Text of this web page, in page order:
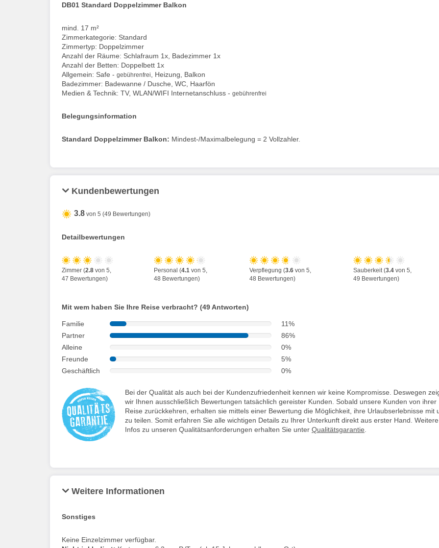
DB01 Standard Doppelzimmer Balkon
mind. 17 m²
Zimmerkategorie: Standard
Zimmertyp: Doppelzimmer
Anzahl der Räume: Schlafraum 1x, Badezimmer 1x
Anzahl der Betten: Doppelbett 1x
Allgemein: Safe - gebührenfrei
, Heizung, Balkon
Badezimmer: Badewanne / Dusche, WC, Haarfön
Medien & Technik: TV, WLAN/WIFI Internetanschluss - gebührenfrei
Belegungsinformation
Standard Doppelzimmer Balkon: Mindest-/Maximalbelegung = 2 Vollzahler.
Kundenbewertungen
3.8 von 5 (49 Bewertungen)
Detailbewertungen
Zimmer (2.8 von 5,
47 Bewertungen)
Personal (4.1 von 5,
48 Bewertungen)
Verpflegung (3.6 von 5,
48 Bewertungen)
Sauberkeit (3.4von 5,
49 Bewertungen)
Mit wem haben Sie Ihre Reise verbracht? (49 Antworten)
Familie
11%
Partner
86%
Alleine
0%
Freunde
5%
Geschäftlich
0%
Bei der Qualität als auch bei der Kundenzufriedenheit kennen wir keine Kompromisse. Deswegen
wir Ihnen ausschließlich Bewertungen tatsächlich gereister Kunden. Sobald unsere Kunden von ihrer
Reise zurückkehren, erhalten sie mittels einer Bewertung die Möglichkeit, ihre Urlaubserlebnisse mit
zu teilen. Somit erfahren Sie alle wichtigen Details zu Ihrer Unterkunft direkt aus erster Hand. Weitere
Infos zu unseren Qualitätsanforderungen erhalten Sie unter Qualitätsgarantie
Weitere Informationen
Sonstiges
Keine Einzelzimmer verfügbar.